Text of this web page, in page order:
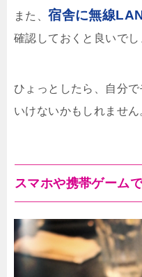
また、宿舎に無線
確認しておくと良いでし
ひょっとしたら、自分
いけないかもしれません
スマホや携帯ゲーム